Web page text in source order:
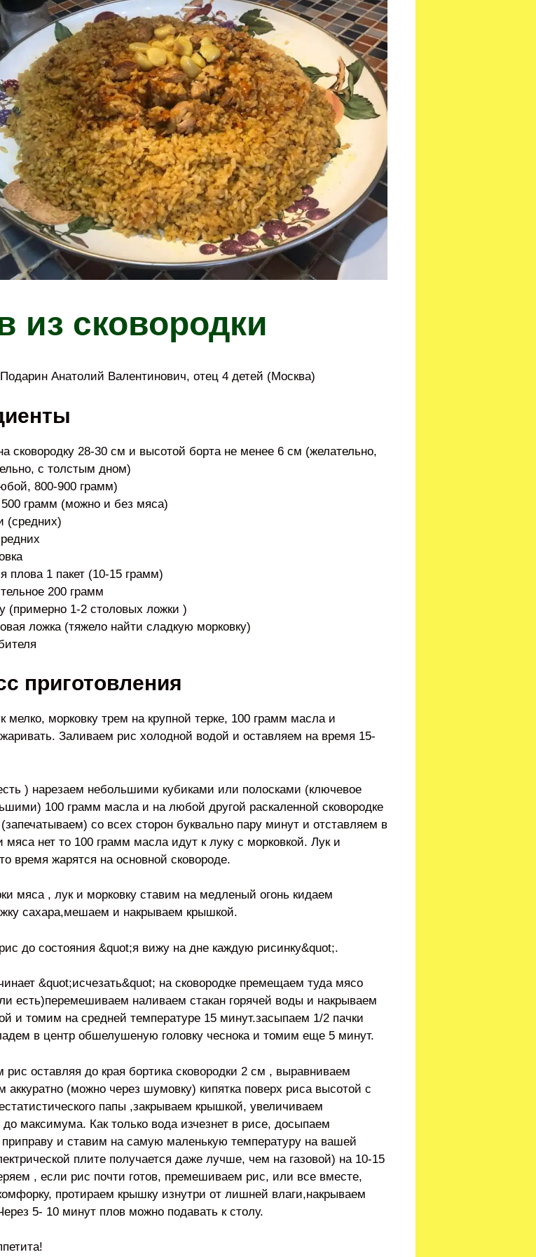
из сковородки
Анатолий Валентинович, отец 4 детей (Москва)
сковородку 28-30 см и высотой борта не менее 6 см (желательно,
с толстым дном)
800-900 грамм)
грамм (можно и без мяса)
(средних)
плова 1 пакет (10-15 грамм)
200 грамм
(примерно 1-2 столовых ложки )
ложка (тяжело найти сладкую морковку)
приготовления
мелко, морковку трем на крупной терке, 100 грамм масла и
Заливаем рис холодной водой и оставляем на время 15-
) нарезаем небольшими кубиками или полосками (ключевое
100 грамм масла и на любой другой раскаленной сковородке
со всех сторон буквально пару минут и отставляем в
мяса нет то 100 грамм масла идут к луку с морковкой. Лук и
время жарятся на основной сковороде.
мяса , лук и морковку ставим на медленый огонь кидаем
сахара,мешаем и накрываем крышкой.
до состояния &quot;я вижу на дне каждую рисинку&quot;.
&quot;исчезать&quot; на сковородке премещаем туда мясо
есть)перемешиваем наливаем стакан горячей воды и накрываем
и томим на средней температуре 15 минут.засыпаем 1/2 пачки
в центр обшелушеную головку чеснока и томим еще 5 минут.
рис оставляя до края бортика сковородки 2 см , выравниваем
аккуратно (можно через шумовку) кипятка поверх риса высотой с
папы ,закрываем крышкой, увеличиваем
до максимума. Как только вода изчезнет в рисе, досыпаем
и ставим на самую маленькую температуру на вашей
плите получается даже лучше, чем на газовой) на 10-15
, если рис почти готов, премешиваем рис, или все вместе,
протираем крышку изнутри от лишней влаги,накрываем
5- 10 минут плов можно подавать к столу.